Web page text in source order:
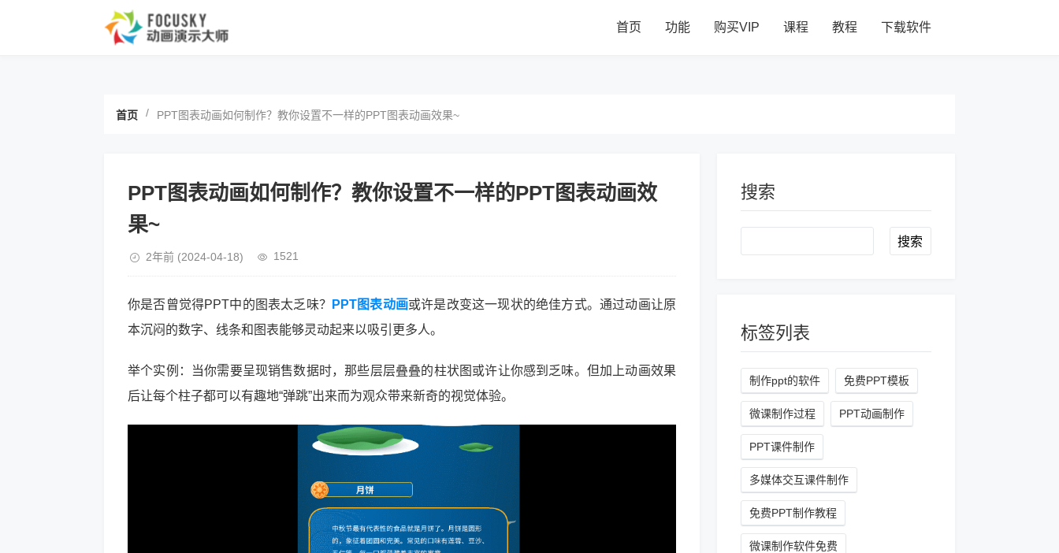
首页 功能 购买VIP 课程 教程 下载软件
首页 / PPT图表动画如何制作？教你设置不一样的PPT图表动画效果~
PPT图表动画如何制作？教你设置不一样的PPT图表动画效
果~
2年前 (2024-04-18) 1521
你是否曾觉得PPT中的图表太乏味？ PPT图表动画或许是改变这一现状的绝佳方式。通过动画让原
本沉闷的数字、线条和图表能够灵动起来以吸引更多人。
举个实例：当你需要呈现销售数据时，那些层层叠叠的柱状图或许让你感到乏味。但加上动画效果
后让每个柱子都可以有趣地“弹跳”出来而为观众带来新奇的视觉体验。
搜索
Search
标签列表
制作ppt的软件 免费PPT模板
微课制作过程 PPT动画制作
PPT课件制作
多媒体交互课件制作
免费PPT制作教程
微课制作软件免费